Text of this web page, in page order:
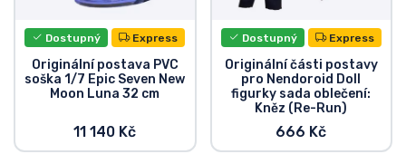
Dostupný Express
Originální postava PVC
soška 1/7 Epic Seven New
Moon Luna 32 cm
11 140 Kč
Dostupný Express
Originální části postavy
pro Nendoroid Doll
figurky sada oblečení:
Kněz (Re-Run)
666 Kč
Anime věci
Hráčské věci
Sportovní věci